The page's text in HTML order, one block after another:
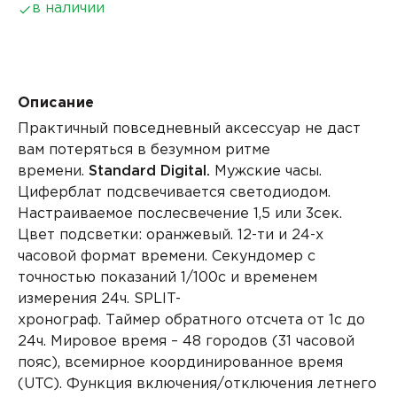
в наличии
Описание
Практичный повседневный аксессуар не даст
вам потеряться в безумном ритме
времени. Standard Digital. Мужские часы.
Циферблат подсвечивается светодиодом.
Настраиваемое послесвечение 1,5 или 3сек.
Цвет подсветки: оранжевый.
12-ти и 24-х
часовой формат времени. Секундомер с
точностью показаний 1/100с и временем
измерения 24ч. SPLIT-
хронограф.
Таймер обратного отсчета от 1c до
24ч. Мировое время – 48 городов (31 часовой
пояс), всемирное координированное время
( UTC). Функция включения/отключения летнего